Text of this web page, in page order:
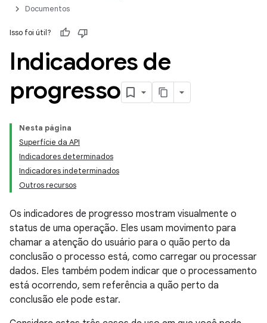
Documentos
Isso foi útil?
Indicadores de
progresso
Nesta página
Superfície da API
Indicadores determinados
Indicadores indeterminados
Outros recursos
Os indicadores de progresso mostram visualmente o
status de uma operação. Eles usam movimento para
chamar a atenção do usuário para o quão perto da
conclusão o processo está, como carregar ou processar
dados. Eles também podem indicar que o processamento
está ocorrendo, sem referência a quão perto da
conclusão ele pode estar.